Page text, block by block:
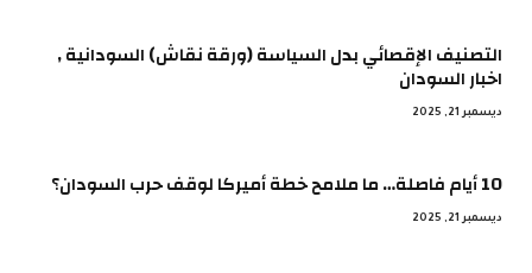
التصنيف الإقصائي بدل السياسة (ورقة نقاش) السودانية ,
اخبار السودان
ديسمبر 21, 2025
10 أيام فاصلة… ما ملامح خطة أميركا لوقف حرب السودان؟
ديسمبر 21, 2025